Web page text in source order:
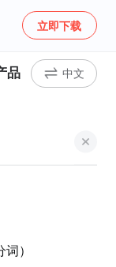
立即下载
品 中文
）